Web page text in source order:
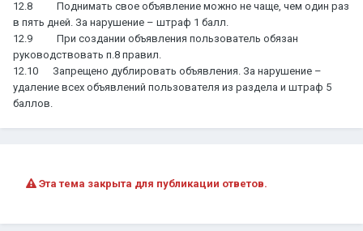
12.8 Поднимать свое объявление можно не чаще, чем один раз
в пять дней. За нарушение – штраф 1 балл.
12.9 При создании объявления пользователь обязан
руководствовать п.8 правил.
12.10 Запрещено дублировать объявления. За нарушение –
удаление всех объявлений пользователя из раздела и штраф 5
баллов.
Эта тема закрыта для публикации ответов.